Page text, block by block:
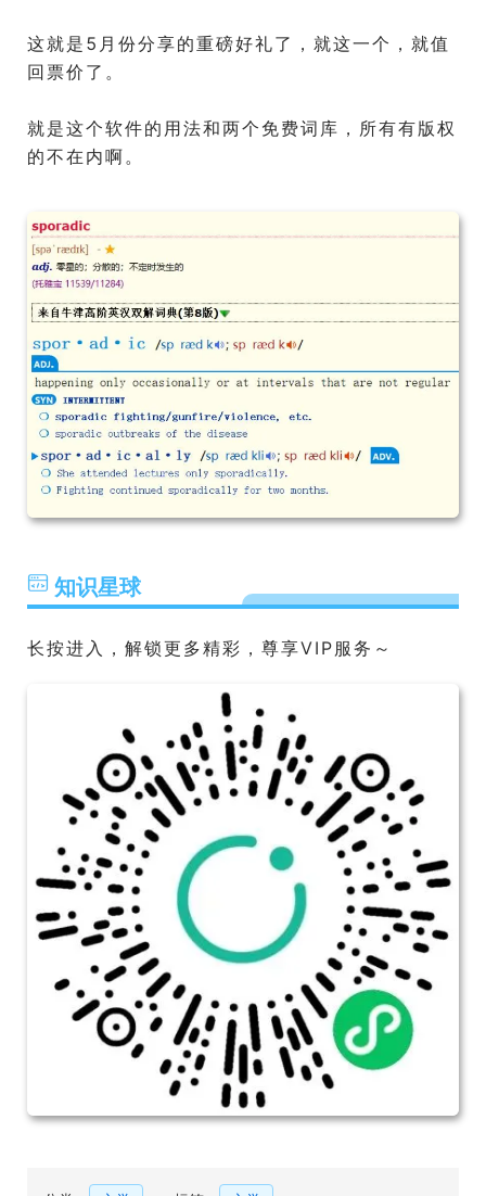
这就是5月份分享的重磅好礼了，就这一个，就值
回票价了。
就是这个软件的用法和两个免费词库，所有有版权
的不在内啊。
知识星球
长按进入，解锁更多精彩，尊享VIP服务～